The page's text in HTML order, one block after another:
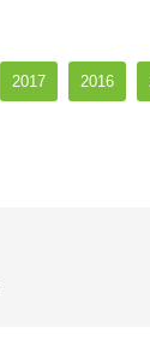
2017 2016